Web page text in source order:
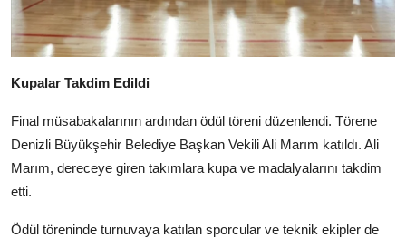
Kupalar Takdim Edildi
Final müsabakalarının ardından ödül töreni düzenlendi. Törene
Denizli Büyükşehir Belediye Başkan Vekili Ali Marım katıldı. Ali
Marım, dereceye giren takımlara kupa ve madalyalarını takdim
etti.
Ödül töreninde turnuvaya katılan sporcular ve teknik ekipler de